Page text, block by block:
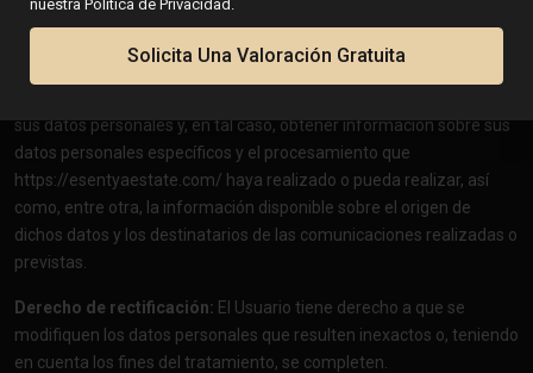
siguientes derechos reconocidos en el RGPD:
sus datos personales y, en tal caso, obtener información sobre sus
datos personales específicos y el procesamiento que
https://esentyaestate.com/ haya realizado o pueda realizar, así
como, entre otra, la información disponible sobre el origen de
dichos datos y los destinatarios de las comunicaciones realizadas o
previstas.
Derecho de rectificación: El Usuario tiene derecho a que se
modifiquen los datos personales que resulten inexactos o, teniendo
en cuenta los fines del tratamiento, se completen.
nuestra Política de Privacidad.
Solicita Una Valoración Gratuita